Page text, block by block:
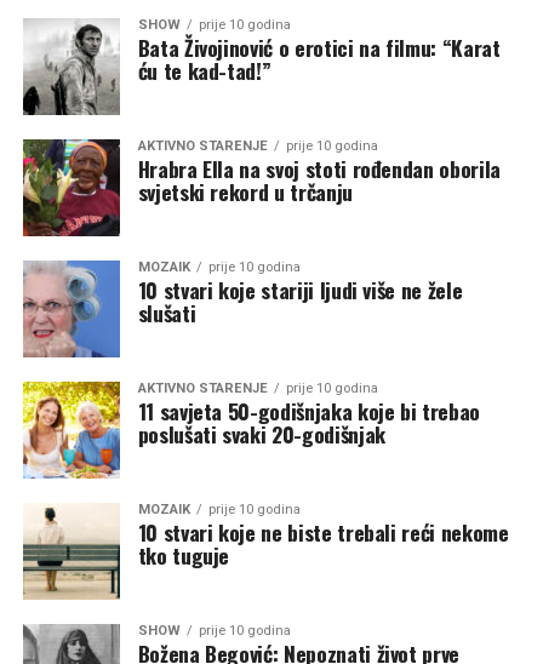
SHOW prije 10 godina
Bata Živojinović o erotici na filmu: “Karat
ću te kad-tad!”
AKTIVNO STARENJE prije 10 godina
Hrabra Ella na svoj stoti rođendan oborila
svjetski rekord u trčanju
MOZAIK prije 10 godina
10 stvari koje stariji ljudi više ne žele
slušati
AKTIVNO STARENJE prije 10 godina
11 savjeta 50-godišnjaka koje bi trebao
poslušati svaki 20-godišnjak
MOZAIK prije 10 godina
10 stvari koje ne biste trebali reći nekome
tko tuguje
SHOW prije 10 godina
Božena Begović: Nepoznati život prve